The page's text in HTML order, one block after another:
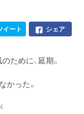
シェア
イート
ために、延期。
かった。